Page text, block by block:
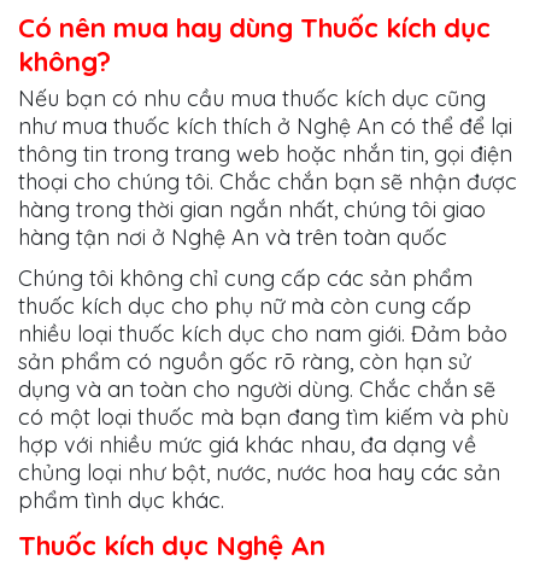
Có nên mua hay dùng Thuốc kích dục
không?
Nếu bạn có nhu cầu mua thuốc kích dục cũng
như mua thuốc kích thích ở Nghệ An có thể để lại
thông tin trong trang web hoặc nhắn tin, gọi điện
thoại cho chúng tôi. Chắc chắn bạn sẽ nhận được
hàng trong thời gian ngắn nhất, chúng tôi giao
hàng tận nơi ở Nghệ An và trên toàn quốc
Chúng tôi không chỉ cung cấp các sản phẩm
thuốc kích dục cho phụ nữ mà còn cung cấp
nhiều loại thuốc kích dục cho nam giới. Đảm bảo
sản phẩm có nguồn gốc rõ ràng, còn hạn sử
dụng và an toàn cho người dùng. Chắc chắn sẽ
có một loại thuốc mà bạn đang tìm kiếm và phù
hợp với nhiều mức giá khác nhau, đa dạng về
chủng loại như bột, nước, nước hoa hay các sản
phẩm tình dục khác.
Thuốc kích dục Nghệ An